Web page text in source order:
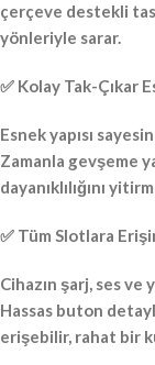
çerçeve destekli
yönleriyle sarar.
✅ Kolay Tak-Çıkar
Esnek yapısı
Zamanla gevşeme
dayanıklılığını
✅ Tüm Slotlara
Cihazın şarj, ses
Hassas buton
erişebilir, rahat bir